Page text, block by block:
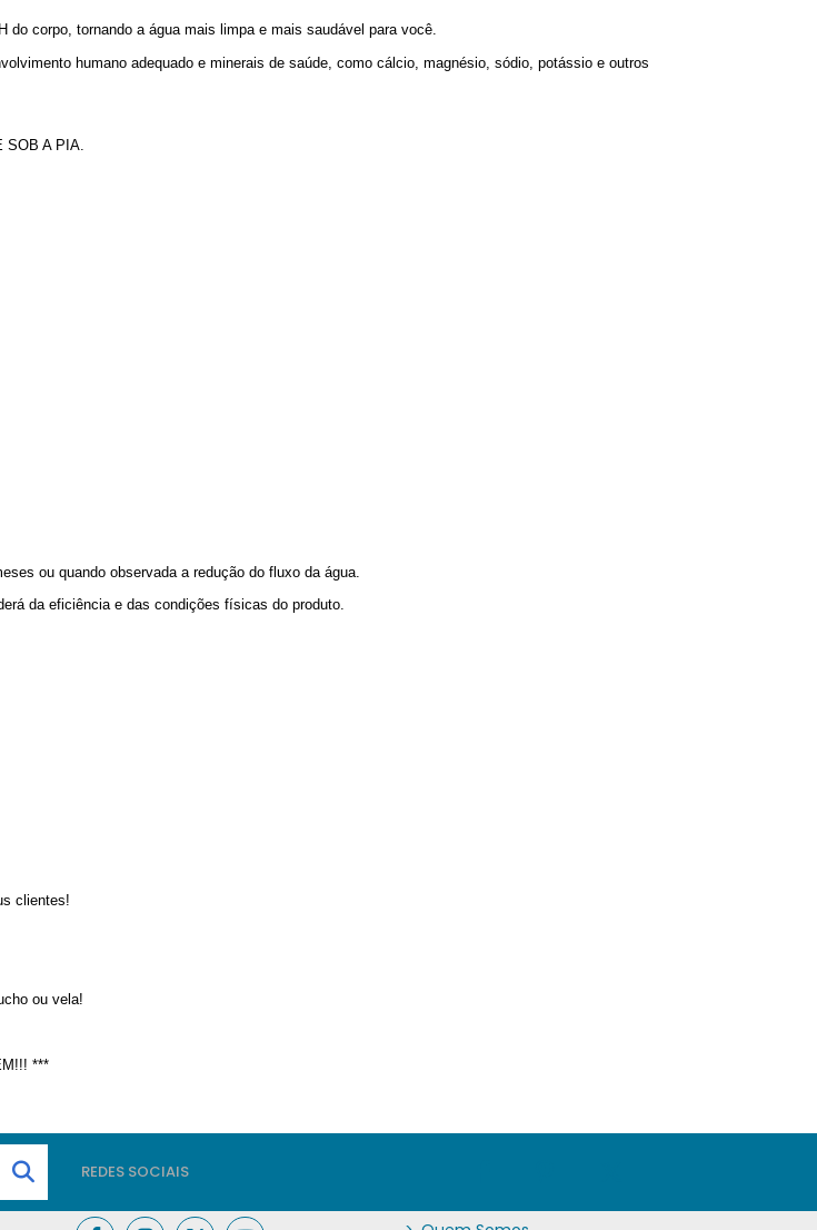
corpo, tornando a água mais limpa e mais saudável para você.
humano adequado e minerais de saúde, como cálcio, magnésio, sódio, potássio e outros
SOB A PIA.
ou quando observada a redução do fluxo da água.
da eficiência e das condições físicas do produto.
clientes!
ou vela!
***
REDES SOCIAIS